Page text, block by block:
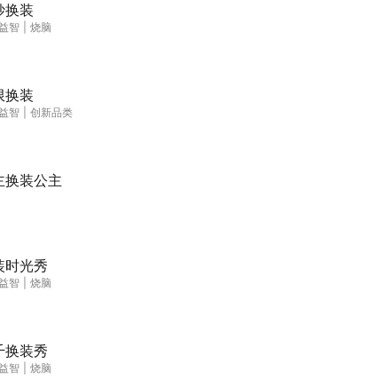
换装
智 烧脑
换装
智 创新品类
换装公主
时光秀
智 烧脑
换装秀
智 烧脑